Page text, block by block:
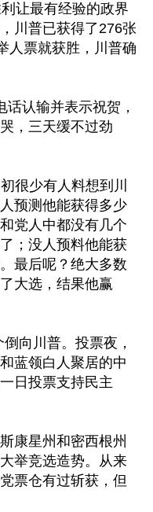
让最有经验的政界
川普已获得了276张
人票就获胜，川普确
认输并表示祝贺，
，三天缓不过劲
很少有人料想到川
预测他能获得多少
党人中都没有几个
；没人预料他能获
最后呢？绝大多数
大选，结果他赢
向川普。投票夜，
蓝领白人聚居的中
日投票支持民主
康星州和密西根州
举竞选造势。从来
票仓有过斩获，但